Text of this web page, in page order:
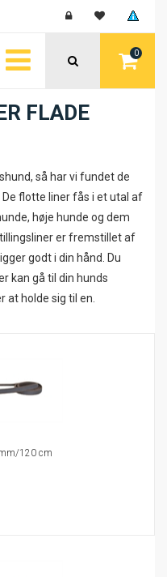
0
FLADE
så har vi fundet de
flotte liner fås i et utal af
høje hunde og dem
er fremstillet af
godt i din hånd. Du
kan gå til din hunds
at holde sig til en.
120 cm